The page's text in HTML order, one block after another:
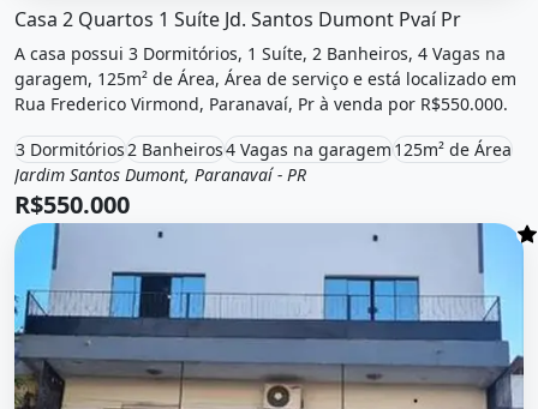
Casa 2 Quartos 1 Suíte Jd. Santos Dumont Pvaí Pr
A casa possui 3 Dormitórios, 1 Suíte, 2 Banheiros, 4 Vagas na
garagem, 125m² de Área, Área de serviço e está localizado em
Rua Frederico Virmond, Paranavaí, Pr à venda por R$550.000.
3 Dormitórios2 Banheiros4 Vagas na garagem 125m² de Área
Venda
Casa
Jardim Santos Dumont, Paranavaí - PR
R$550.000